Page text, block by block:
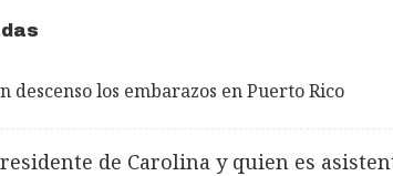
descenso los embarazos en Puerto Rico
de Carolina y quien es